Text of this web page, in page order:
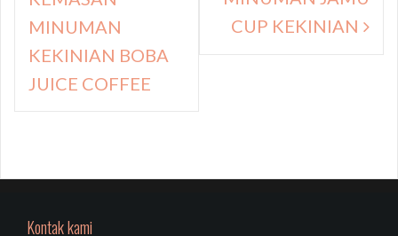
MINUMAN
KEKINIAN BOBA
JUICE COFFEE
CUP KEKINIAN
Kontak kami